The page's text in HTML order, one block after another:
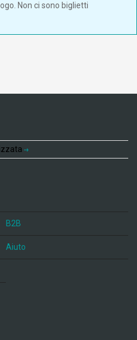
Non ci sono biglietti
B2B
Aiuto